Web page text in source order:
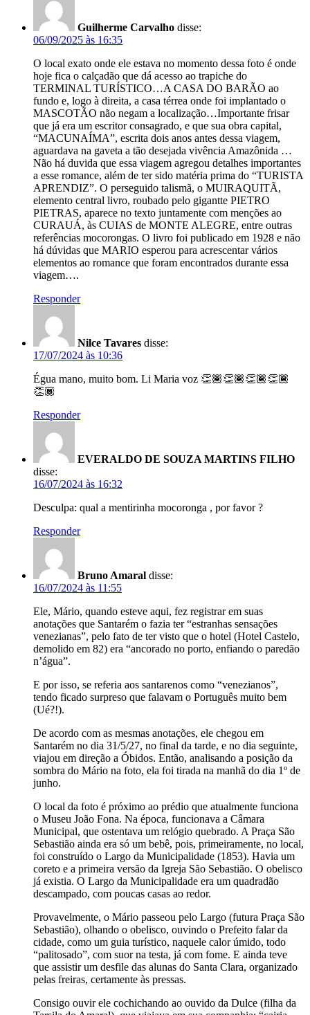
Guilherme Carvalho disse:
06/09/2025 às 16:35
O local exato onde ele estava no momento dessa foto é onde
hoje fica o calçadão que dá acesso ao trapiche do
TERMINAL TURÍSTICO…A CASA DO BARÃO ao
fundo e, logo à direita, a casa térrea onde foi implantado o
MASCOTÃO não negam a localização…Importante frisar
que já era um escritor consagrado, e que sua obra capital,
“MACUNAÍMA”, escrita dois anos antes dessa viagem,
aguardava na gaveta a tão desejada vivência Amazônida …
Não há duvida que essa viagem agregou detalhes importantes
a esse romance, além de ter sido matéria prima do “TURISTA
APRENDIZ”. O perseguido talismã, o MUIRAQUITÃ,
elemento central livro, roubado pelo gigantte PIETRO
PIETRAS, aparece no texto juntamente com menções ao
CURAUÁ, às CUIAS de MONTE ALEGRE, entre outras
referências mocorongas. O livro foi publicado em 1928 e não
há dúvidas que MARIO esperou para acrescentar vários
elementos ao romance que foram encontrados durante essa
viagem….
Responder
Nilce Tavares disse:
17/07/2024 às 10:36
Égua mano, muito bom. Li Maria voz 👏🏾👏🏾👏🏾👏🏾
👏🏾
Responder
EVERALDO DE SOUZA MARTINS FILHO
disse:
16/07/2024 às 16:32
Desculpa: qual a mentirinha mocoronga , por favor ?
Responder
Bruno Amaral disse:
16/07/2024 às 11:55
Ele, Mário, quando esteve aqui, fez registrar em suas
anotações que Santarém o fazia ter “estranhas sensações
venezianas”, pelo fato de ter visto que o hotel (Hotel Castelo,
demolido em 82) era “ancorado no porto, enfiando o paredão
n’água”.
E por isso, se referia aos santarenos como “venezianos”,
tendo ficado surpreso que falavam o Português muito bem
(Ué?!).
De acordo com as mesmas anotações, ele chegou em
Santarém no dia 31/5/27, no final da tarde, e no dia seguinte,
viajou em direção a Óbidos. Então, analisando a posição da
sombra do Mário na foto, ela foi tirada na manhã do dia 1º de
junho.
O local da foto é próximo ao prédio que atualmente funciona
o Museu João Fona. Na época, funcionava a Câmara
Municipal, que ostentava um relógio quebrado. A Praça São
Sebastião ainda era só um bebê, pois, primeiramente, no local,
foi construído o Largo da Municipalidade (1853). Havia um
coreto e a primeira versão da Igreja São Sebastião. O obelisco
já existia. O Largo da Municipalidade era um quadradão
descampado, com poucas casas ao redor.
Provavelmente, o Mário passeou pelo Largo (futura Praça São
Sebastião), olhando o obelisco, ouvindo o Prefeito falar da
cidade, como um guia turístico, naquele calor úmido, todo
“palitosado”, com suor na testa, já com fome. E ainda teve
que assistir um desfile das alunas do Santa Clara, organizado
pelas freiras, certamente às pressas.
Consigo ouvir ele cochichando ao ouvido da Dulce (filha da